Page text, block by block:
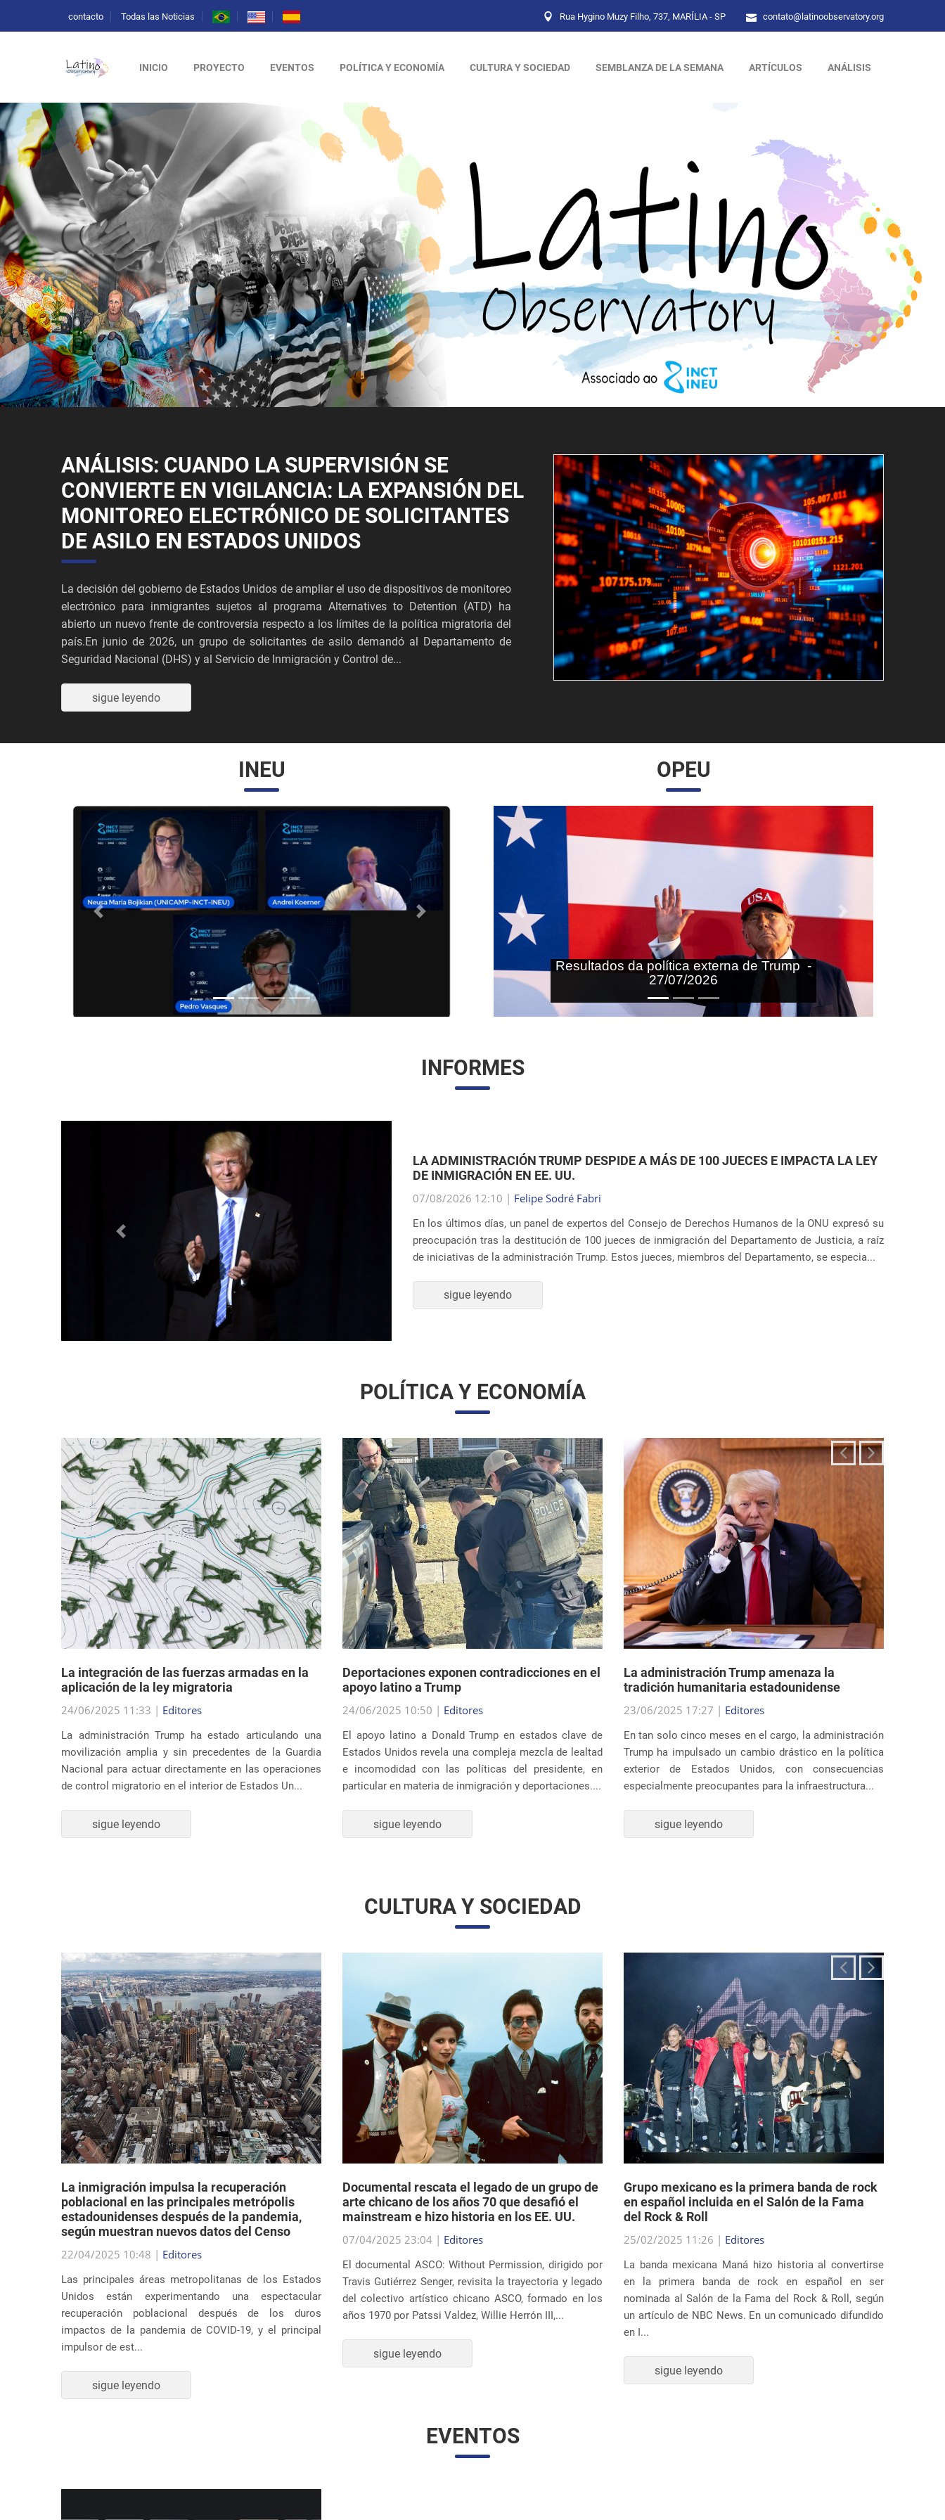
contacto Todas las Noticias Rua Hygino Muzy Filho, 737, MARÍLIA - SP contato@latinoobservatory.org
INICIO PROYECTO EVENTOS POLÍTICA Y ECONOMÍA CULTURA Y SOCIEDAD SEMBLANZA DE LA SEMANA ARTÍCULOS ANÁLISIS
ANÁLISIS: CUANDO LA SUPERVISIÓN SE
CONVIERTE EN VIGILANCIA: LA EXPANSIÓN DEL
MONITOREO ELECTRÓNICO DE SOLICITANTES
DE ASILO EN ESTADOS UNIDOS
La decisión del gobierno de Estados Unidos de ampliar el uso de dispositivos de monitoreo
electrónico para inmigrantes sujetos al programa Alternatives to Detention (ATD) ha
abierto un nuevo frente de controversia respecto a los límites de la política migratoria del
país.En junio de 2026, un grupo de solicitantes de asilo demandó al Departamento de
Seguridad Nacional (DHS) y al Servicio de Inmigración y Control de...
sigue leyendo
INEU
Anterior Próximo
OPEU
As terras raras nas agendas doméstica e
internacional do Brasil - 27/07/2026
Anterior Próximo
INFORMES
AMPLIACIÓN DE LOS CENTROS DE DETENCIÓN DE INMIGRANTES EN ESTADOS
UNIDOS
07/08/2026 12:01 | Gabriella Schimpl Tebar Anunciação
La noticia publicada por la revista TIME revela que el gobierno de Estados Unidos planea ampliar el
sistema de detención de inmigrantes del ICE (Servicio de Inmigración y Control de Aduanas). El plan
contempla la construcción o ampliación de unidades en 14 ubicaciones diferentes, incluye...
sigue leyendo
Anterior Próximo
POLÍTICA Y ECONOMÍA
La integración de las fuerzas armadas en la
aplicación de la ley migratoria
24/06/2025 11:33 | Editores
La administración Trump ha estado articulando una
movilización amplia y sin precedentes de la Guardia
Nacional para actuar directamente en las operaciones
de control migratorio en el interior de Estados Un...
sigue leyendo
Deportaciones exponen contradicciones en el
apoyo latino a Trump
24/06/2025 10:50 | Editores
El apoyo latino a Donald Trump en estados clave de
Estados Unidos revela una compleja mezcla de lealtad
e incomodidad con las políticas del presidente, en
particular en materia de inmigración y deportaciones....
sigue leyendo
La administración Trump amenaza la
tradición humanitaria estadounidense
23/06/2025 17:27 | Editores
En tan solo cinco meses en el cargo, la administración
Trump ha impulsado un cambio drástico en la política
exterior de Estados Unidos, con consecuencias
especialmente preocupantes para la infraestructura...
sigue leyendo
CULTURA Y SOCIEDAD
La inmigración impulsa la recuperación
poblacional en las principales metrópolis
estadounidenses después de la pandemia,
según muestran nuevos datos del Censo
22/04/2025 10:48 | Editores
Las principales áreas metropolitanas de los Estados
Unidos están experimentando una espectacular
recuperación poblacional después de los duros
impactos de la pandemia de COVID-19, y el principal
impulsor de est...
sigue leyendo
Documental rescata el legado de un grupo de
arte chicano de los años 70 que desafió el
mainstream e hizo historia en los EE. UU.
07/04/2025 23:04 | Editores
El documental ASCO: Without Permission, dirigido por
Travis Gutiérrez Senger, revisita la trayectoria y legado
del colectivo artístico chicano ASCO, formado en los
años 1970 por Patssi Valdez, Willie Herrón III,...
sigue leyendo
Grupo mexicano es la primera banda de rock
en español incluida en el Salón de la Fama
del Rock & Roll
25/02/2025 11:26 | Editores
La banda mexicana Maná hizo historia al convertirse
en la primera banda de rock en español en ser
nominada al Salón de la Fama del Rock & Roll, según
un artículo de NBC News. En un comunicado difundido
en I...
sigue leyendo
EVENTOS